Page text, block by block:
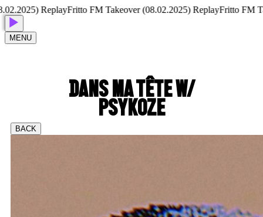
ReplayFritto FM Takeover (08.02.2025) ReplayFritto FM
MENU
DANS MA TÊTE W/
PSYKOZE
BACK